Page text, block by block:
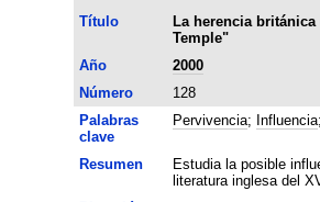
Título
La herencia
Temple"
Año
2000
Número
128
Palabras
clave
Pervivencia; Influencia;
Resumen
Estudia la posible
literatura inglesa del